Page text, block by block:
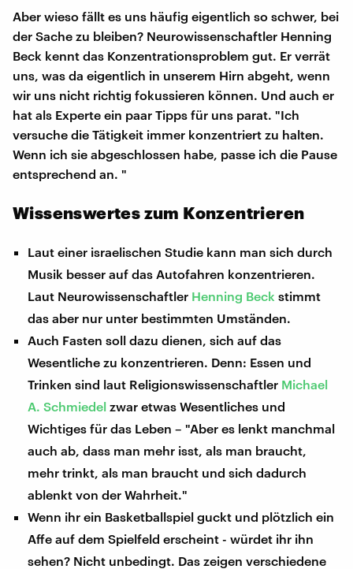
Aber wieso fällt es uns häufig eigentlich so schwer, bei
der Sache zu bleiben? Neurowissenschaftler Henning
Beck kennt das Konzentrationsproblem gut. Er verrät
uns, was da eigentlich in unserem Hirn abgeht, wenn
wir uns nicht richtig fokussieren können. Und auch er
hat als Experte ein paar Tipps für uns parat. "Ich
versuche die Tätigkeit immer konzentriert zu halten.
Wenn ich sie abgeschlossen habe, passe ich die Pause
entsprechend an. "
Wissenswertes zum Konzentrieren
Laut einer israelischen Studie kann man sich durch
Musik besser auf das Autofahren konzentrieren.
Laut Neurowissenschaftler Henning Beck stimmt
das aber nur unter bestimmten Umständen.
Auch Fasten soll dazu dienen, sich auf das
Wesentliche zu konzentrieren. Denn: Essen und
Trinken sind laut Religionswissenschaftler Michael
A. Schmiedel zwar etwas Wesentliches und
Wichtiges für das Leben – "Aber es lenkt manchmal
auch ab, dass man mehr isst, als man braucht,
mehr trinkt, als man braucht und sich dadurch
ablenkt von der Wahrheit."
Wenn ihr ein Basketballspiel guckt und plötzlich ein
Affe auf dem Spielfeld erscheint - würdet ihr ihn
sehen? Nicht unbedingt. Das zeigen verschiedene